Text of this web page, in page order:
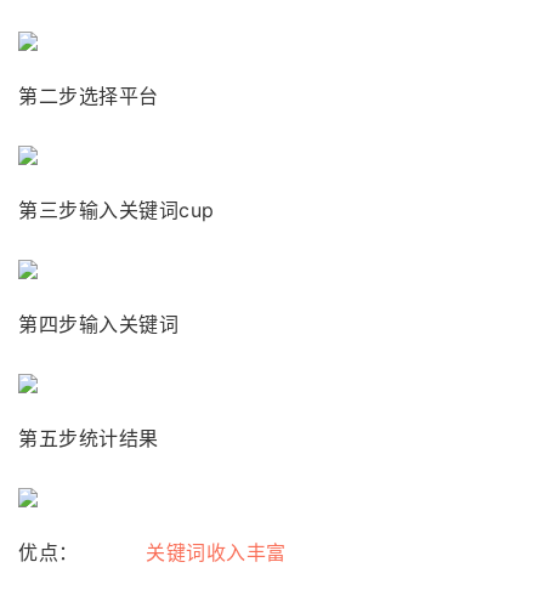
第二步选择平台
第三步输入关键词cup
第四步输入关键词
第五步统计结果
优点： 关键词收入丰富